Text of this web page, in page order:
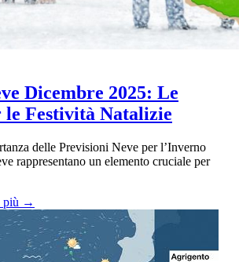
Dicembre 2025: Le
le Festività Natalizie
delle Previsioni Neve per l’Inverno
rappresentano un elemento cruciale per
più →